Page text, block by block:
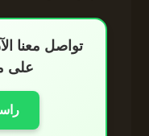
تواصل معنا
على